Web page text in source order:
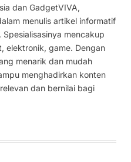
dan GadgetVIVA,
menulis artikel informatif
Spesialisasinya mencakup
elektronik, game. Dengan
menarik dan mudah
menghadirkan konten
dan bernilai bagi